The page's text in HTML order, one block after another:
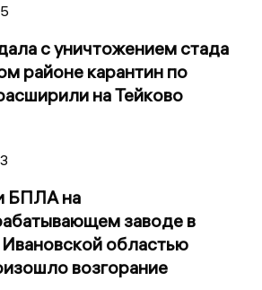
с уничтожением стада
районе карантин по
на Тейково
БПЛА на
заводе в
областью
возгорание